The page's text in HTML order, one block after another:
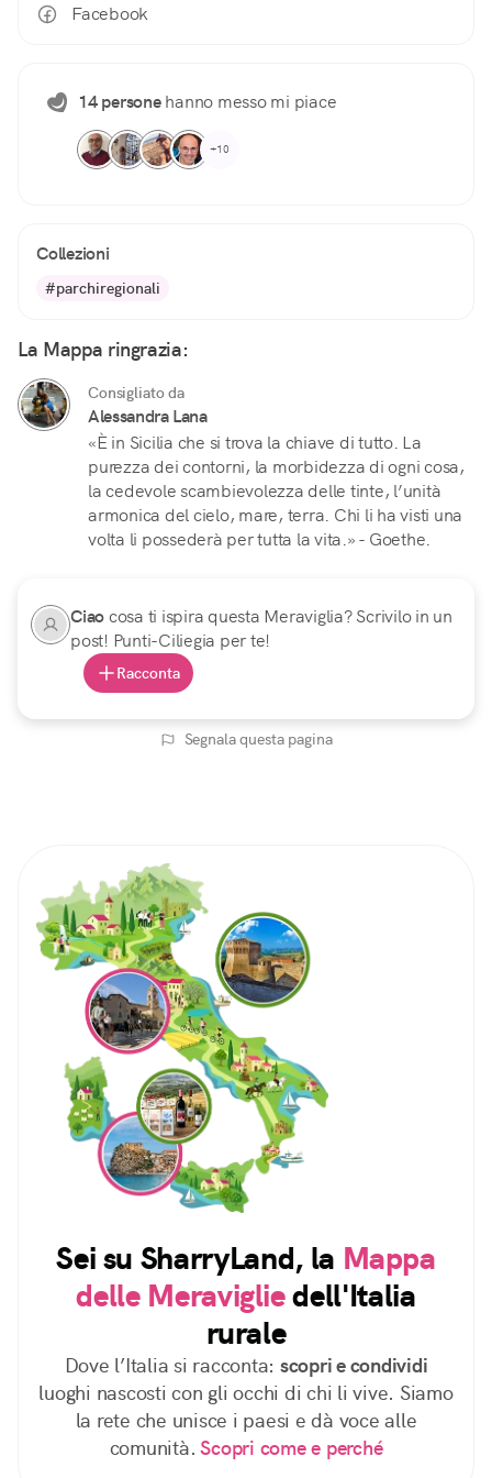
Facebook
14 personehanno messo mi piace
+10
Collezioni
#parchiregionali
La Mappa ringrazia:
Consigliato da
Alessandra Lana
«È in Sicilia che si trova la chiave di tutto. La
purezza dei contorni, la morbidezza di ogni cosa,
la cedevole scambievolezza delle tinte, l’unità
armonica del cielo, mare, terra. Chi li ha visti una
volta li possederà per tutta la vita.» - Goethe.
Ciaocosa ti ispira questa Meraviglia? Scrivilo in un
post! Punti-Ciliegia per te!
Racconta
Segnala questa pagina
Sei su SharryLand, la Mappa
delle Meravigliedell'Italia
rurale
Dove l’Italia si racconta: scopri e condividi
luoghi nascosti con gli occhi di chi li vive. Siamo
la rete che unisce i paesi e dà voce alle
comunità. Scopri come e perché